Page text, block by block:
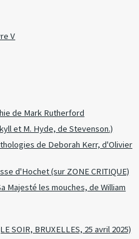
V
de Mark Rutherford
et M. Hyde, de Stevenson.)
de Deborah Kerr, d'Olivier
d'Hochet (sur ZONE CRITIQUE)
Majesté les mouches, de William
SOIR, BRUXELLES, 25 avril 2025)